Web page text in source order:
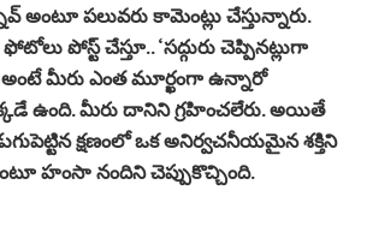
ప‌లువ‌రు కామెంట్లు చేస్తున్నారు.
పోస్ట్ చేస్తూ.. ‘సద్గురు చెప్పినట్లుగా
అంటే మీరు ఎంత మూర్ఖంగా ఉన్నారో
ఉంది. మీరు దానిని గ్రహించలేరు. అయితే
క్షణంలో ఒక అనిర్వచనీయమైన శ‌క్తిని
హంసా నందిని చెప్పుకొచ్చింది.